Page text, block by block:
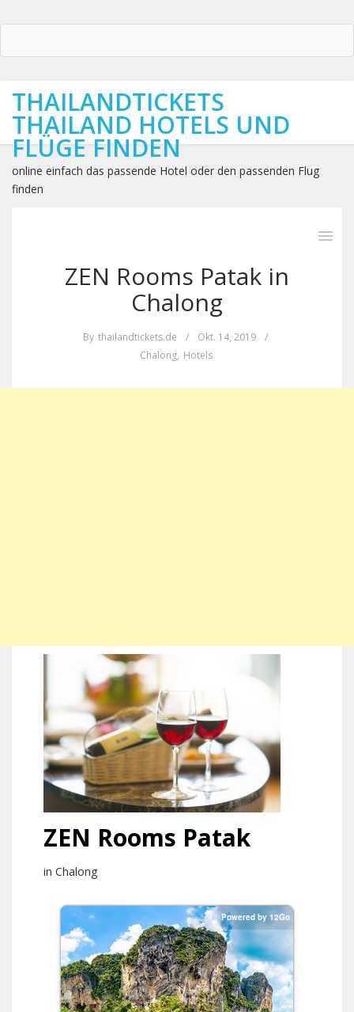
THAILANDTICKETS
THAILAND HOTELS UND
FLÜGE FINDEN
online einfach das passende Hotel oder den passenden Flug
finden
ZEN Rooms Patak in
Chalong
By thailandtickets.de / Okt. 14, 2019
/
Chalong, Hotels
ZEN Rooms Patak
in Chalong